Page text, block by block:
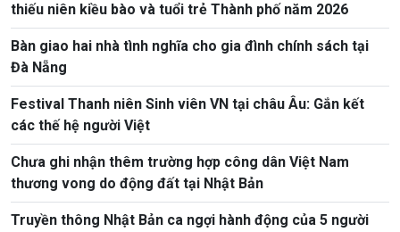
thiếu niên kiều bào và tuổi trẻ Thành phố năm 2026
Bàn giao hai nhà tình nghĩa cho gia đình chính sách tại
Đà Nẵng
Festival Thanh niên Sinh viên VN tại châu Âu: Gắn kết
các thế hệ người Việt
Chưa ghi nhận thêm trường hợp công dân Việt Nam
thương vong do động đất tại Nhật Bản
Truyền thông Nhật Bản ca ngợi hành động của 5 người